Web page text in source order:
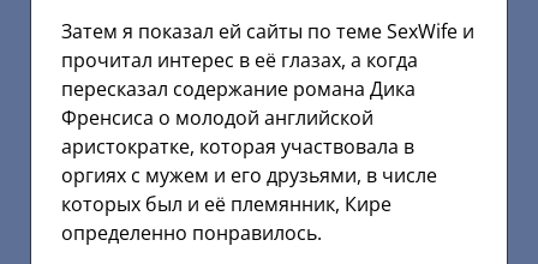
Затем я показал ей сайты по теме SexWife и
прочитал интерес в её глазах, а когда
пересказал содержание романа Дика
Френсиса о молодой английской
аристократке, которая участвовала в
оргиях с мужем и его друзьями, в числе
которых был и её племянник, Кире
определенно понравилось.